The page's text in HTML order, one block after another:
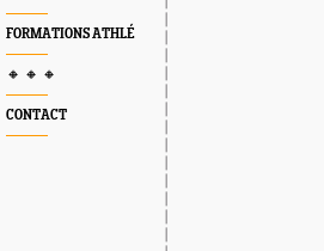
FORMATIONS ATHLÉ
🔸 🔸 🔸
CONTACT